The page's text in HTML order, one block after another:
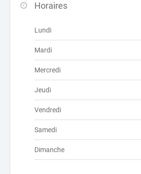
Horaires
Lundi
Mardi
Mercredi
Jeudi
Vendredi
Samedi
Dimanche